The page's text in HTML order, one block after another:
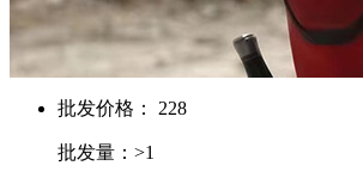
批发价格： 228
批发量：>1